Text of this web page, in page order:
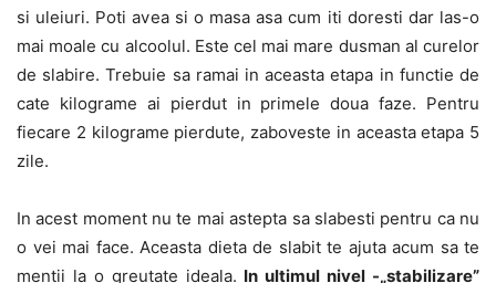
si uleiuri. Poti avea si o masa asa cum iti doresti dar las-o
mai moale cu alcoolul. Este cel mai mare dusman al curelor
de slabire. Trebuie sa ramai in aceasta etapa in functie de
cate kilograme ai pierdut in primele doua faze. Pentru
fiecare 2 kilograme pierdute, zaboveste in aceasta etapa 5
zile.
In acest moment nu te mai astepta sa slabesti pentru ca nu
o vei mai face. Aceasta dieta de slabit te ajuta acum sa te
mentii la o greutate ideala. In ultimul nivel -„stabilizare”